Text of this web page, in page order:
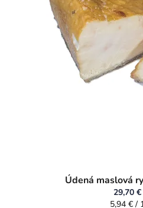
Údená maslová
29,70 €
5,94 € /